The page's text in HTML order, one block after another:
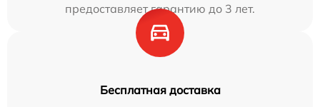
предоставляет гарантию до 3 лет.
Бесплатная доставка